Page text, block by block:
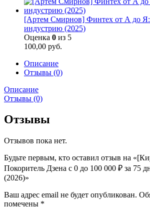
[Артем Смирнов] Финтех от А до Я:
индустрию (2025)
Оценка 0 из 5
100,00 руб.
Описание
Отзывы (0)
Описание
Отзывы (0)
Отзывы
Отзывов пока нет.
Будьте первым, кто оставил отзыв на
Покоритель Дзена с 0 до 100 000 ₽ за 75
(2026)»
Ваш адрес email не будет опубликован.
помечены *